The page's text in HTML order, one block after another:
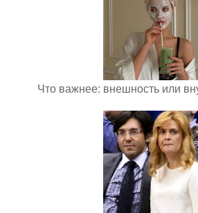
Что важнее: внешность или